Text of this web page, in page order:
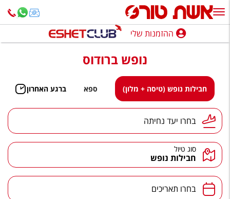
ההזמנות שלי
חופשה לפי סגנון
מלונות באילת
טיולים מאורגנים
סגנונות טיול
הרגע האחרון
ההזמנות שלי
נופש ברודוס
חבילות נופש (טיסה + מלון) ספא ברגע האחרון
יעד נחיתהבחרו יעד נחיתה
סוג טיול
חבילות נופש
תאריכים בחרו תאריכים